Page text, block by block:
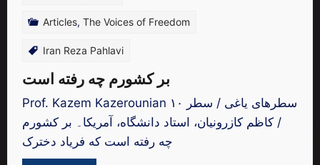
Articles, The Voices of Freedom
Iran Reza Pahlavi
بر کشورم چه رفته است
Prof. Kazem Kazerounian سطرهای یاغی / سطر ۱۰
/ کاظم کازرونیان، استاد دانشگاه، آمریکا۔ بر کشورم
چه رفته است که فریاد دخترک